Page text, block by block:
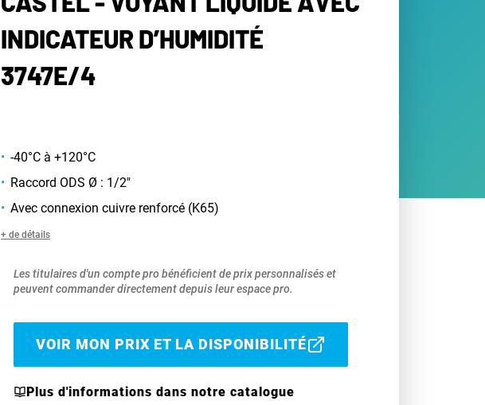
INDICATEUR D’HUMIDITÉ
3747E/4
-40°C à +120°C
Raccord ODS Ø : 1/2"
Avec connexion cuivre renforcé (K65)
+ de détails
Les titulaires d'un compte pro bénéficient de prix personnalisés et
peuvent commander directement depuis leur espace pro.
VOIR MON PRIX ET LA DISPONIBILITÉ
Plus d'informations dans notre catalogue